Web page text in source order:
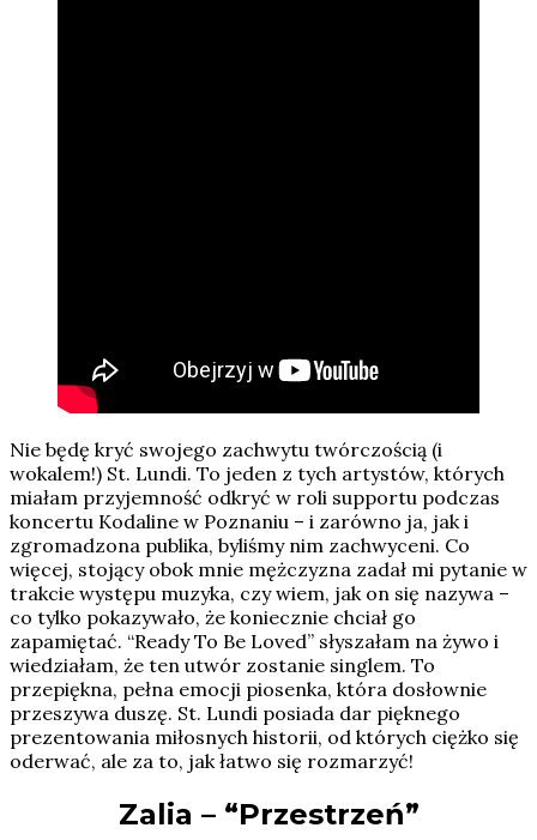
Nie będę kryć swojego zachwytu twórczością (i
wokalem!) St. Lundi. To jeden z tych artystów, których
miałam przyjemność odkryć w roli supportu podczas
koncertu Kodaline w Poznaniu – i zarówno ja, jak i
zgromadzona publika, byliśmy nim zachwyceni. Co
więcej, stojący obok mnie mężczyzna zadał mi pytanie w
trakcie występu muzyka, czy wiem, jak on się nazywa –
co tylko pokazywało, że koniecznie chciał go
zapamiętać. “Ready To Be Loved” słyszałam na żywo i
wiedziałam, że ten utwór zostanie singlem. To
przepiękna, pełna emocji piosenka, która dosłownie
przeszywa duszę. St. Lundi posiada dar pięknego
prezentowania miłosnych historii, od których ciężko się
oderwać, ale za to, jak łatwo się rozmarzyć!
Zalia – “Przestrzeń”